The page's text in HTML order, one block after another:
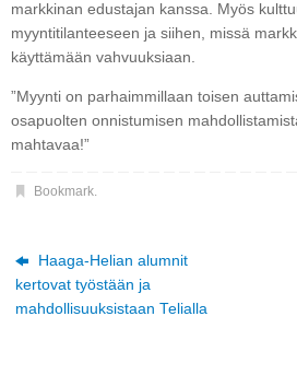
markkinan edustajan kanssa. Myös
myyntitilanteeseen ja siihen, missä
käyttämään vahvuuksiaan.
”Myynti on parhaimmillaan toisen
osapuolten onnistumisen
mahtavaa!”
Bookmark.
Haaga-Helian alumnit
kertovat työstään ja
mahdollisuuksistaan Telialla